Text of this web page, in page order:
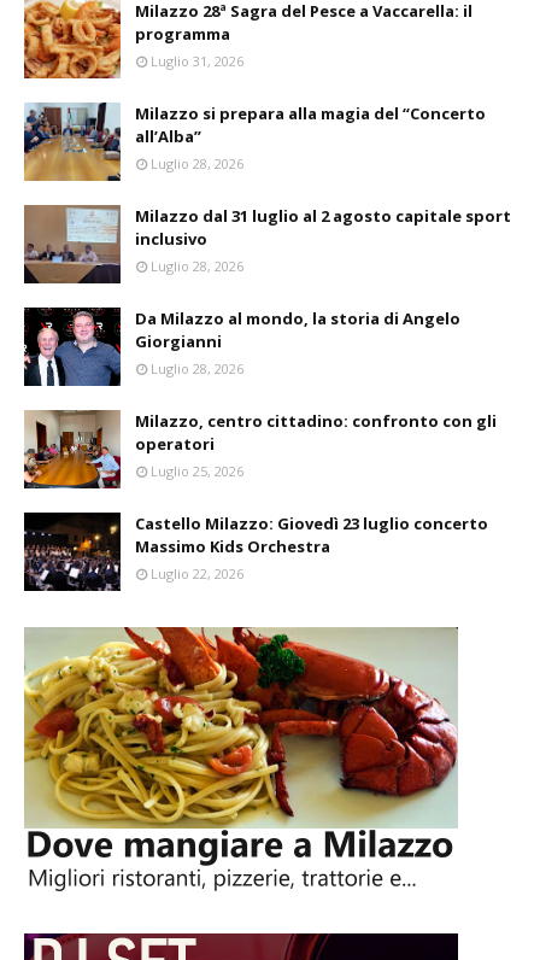
Milazzo 28ª Sagra del Pesce a Vaccarella: il
programma
Luglio 31, 2026
Milazzo si prepara alla magia del “Concerto
all’Alba”
Luglio 28, 2026
Milazzo dal 31 luglio al 2 agosto capitale sport
inclusivo
Luglio 28, 2026
Da Milazzo al mondo, la storia di Angelo
Giorgianni
Luglio 28, 2026
Milazzo, centro cittadino: confronto con gli
operatori
Luglio 25, 2026
Castello Milazzo: Giovedì 23 luglio concerto
Massimo Kids Orchestra
Luglio 22, 2026